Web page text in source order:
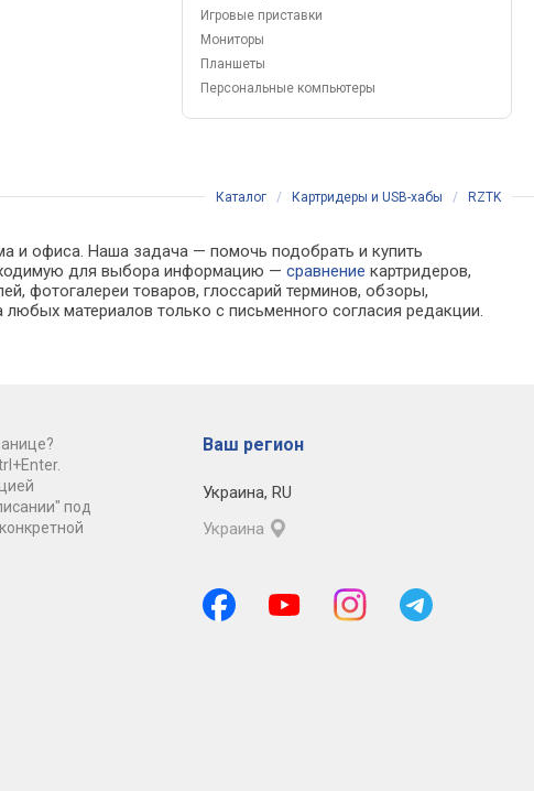
Игровые приставки
Мониторы
Планшеты
Персональные компьютеры
Каталог / Картридеры и USB-хабы / RZTK
и офиса. Наша задача — помочь подобрать и купить
для выбора информацию —сравнение картридеров,
фотогалереи товаров, глоссарий терминов, обзоры,
любых материалов только с письменного согласия редакции.
под
Ваш регион
Украина, RU
Украина